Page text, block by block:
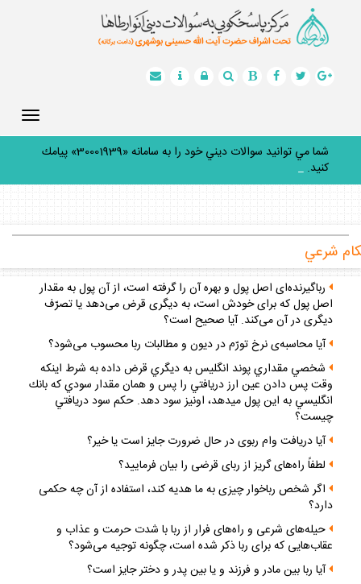
شما مي توانيد سوالات ديني خود را به سامانه «30001939» پيامك
كنيد. _
شرعي
رباگيرنده‌اى اصل پول و بهره آن را گرفته است، از آن پول به مقدار
اصل پول كه براى خودش است، به ديگرى قرض مى‌دهد يا تصرّف
ديگرى در آن مى‌كند. آيا صحيح است؟
آيا محاسبه‌ى نرخ تورّم در ديون و مطالبات ربا محسوب مى‌شود؟
شخصي مقداري پوند انگليس به ديگري قرض داده به شرط اينكه
وقت پس دادن عين ارز دريافتي را پس و همان مقدار سودي كه بانك
انگليسي به اين پول ميدهد، اونيز سود دهد. حكم سود دريافتي
چيست؟
آيا دريافت وام ربوى در حال ضرورت جايز است يا خير؟
لطفاً راه‌هاى گريز از رباى قرضى را بيان فرماييد؟
اگر شخص رباخوار چيزى به ما هديه كند، استفاده از آن چه حكمى
دارد؟
حيله‌هاى شرعى و راه‌هاى فرار از ربا با شدت حرمت و عذاب و
عقاب‌هايى كه براى ربا ذكر شده است، چگونه توجيه مى‌شود؟
آيا ربا بين مادر و فرزند و يا بين پدر و دختر جايز است؟